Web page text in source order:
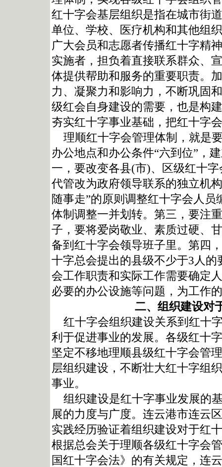
红十字会基层组织是指在城市街
单位、学校、医疗机构和其他组
广大会员和志愿者传播红十字精
实施者，担负着直接联系群众、
体提供帮助和服务的重要职责。
力、凝聚力和影响力，不断巩固
级红会自身建设的需要，也是构
夯实红十字事业基础，把红十字
理顺红十字会管理体制，就是
办公地点和办公条件“六到位”，
一，要改变各县(市)、区级红十
代管改为政府领导联系的独立机
随事走”的原则调整红十字会人
体制调整一并划转。第三，要注
子，要将爱岗敬业、素质过硬、
备到红十字会领导班子里。第四
十字总会提出的县级不少于3人
会工作职责和实际工作需要确定
必要的办公设施等问题，为工作
二、组织建设对
红十字会组织建设关系到红十
利于促进事业的发展。各级红十
坚定不移地理顺县级红十字会管
层组织建设，不断壮大红十字组
事业。
组织建设是红十字事业发展的
展的力度与广度。连云港市连云
实践经历验证着组织建设对于红
根据总会关于理顺各级红十字会
国红十字会法》的有关规定，连